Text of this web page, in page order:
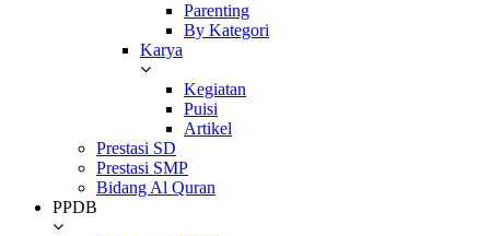
Parenting
By Kategori
Karya
Kegiatan
Puisi
Artikel
Prestasi SD
Prestasi SMP
Bidang Al Quran
PPDB